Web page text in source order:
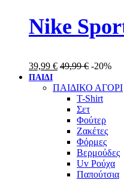
Nike
39,99 € 49,99€ -20%
ΠΑΙΔΙ
ΠΑΙΔΙΚΟ ΑΓΟΡΙ
T-Shirt
Σετ
Φούτερ
Ζακέτες
Φόρμες
Βερμούδες
Uv Ρούχα
Παπούτσια